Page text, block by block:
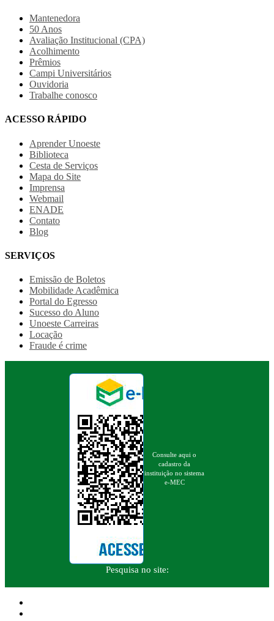
Mantenedora
50 Anos
Avaliação Institucional (CPA)
Acolhimento
Prêmios
Campi Universitários
Ouvidoria
Trabalhe conosco
ACESSO RÁPIDO
Aprender Unoeste
Biblioteca
Cesta de Serviços
Mapa do Site
Imprensa
Webmail
ENADE
Contato
Blog
SERVIÇOS
Emissão de Boletos
Mobilidade Acadêmica
Portal do Egresso
Sucesso do Aluno
Unoeste Carreiras
Locação
Fraude é crime
Consulte aqui o
cadastro da
instituição no sistema
e-MEC
Pesquisa no site: